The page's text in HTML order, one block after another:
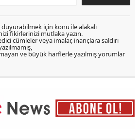
için konu ile alakalı
fikirlerinizi mutlaka yazın.
cümleler veya imalar, inançlara saldırı
ve büyük harflerle yazılmış yorumlar